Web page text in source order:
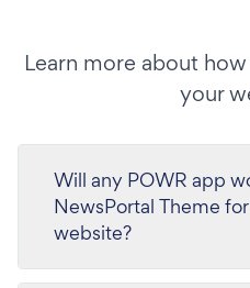
Learn more about
your
Will any POWR app
NewsPortal Theme
website?